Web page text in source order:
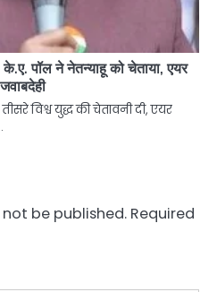
पॉल ने नेतन्याहू को चेताया, एयर
विश्व युद्ध की चेतावनी दी, एयर
be published. Required